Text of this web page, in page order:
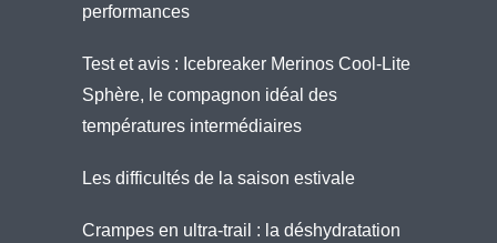
performances
Test et avis : Icebreaker Merinos Cool-Lite
Sphère, le compagnon idéal des
températures intermédiaires
Les difficultés de la saison estivale
Crampes en ultra-trail : la déshydratation